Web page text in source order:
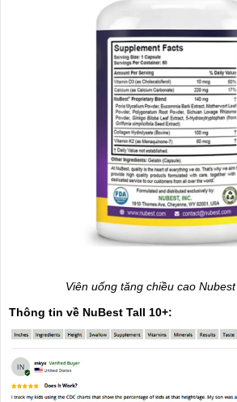
Viên uống tăng chiều cao
Thông tin về NuBest Tall 10+: